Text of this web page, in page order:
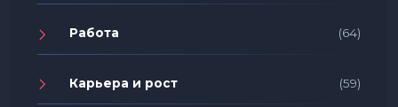
Работа (64)
Карьера и рост (59)